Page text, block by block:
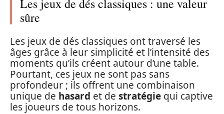
Les jeux de dés classiques : une valeur
sûre
Les jeux de dés classiques ont traversé les
âges grâce à leur simplicité et l’intensité des
moments qu’ils créent autour d’une table.
Pourtant, ces jeux ne sont pas sans
profondeur ; ils offrent une combinaison
unique de hasard et de stratégie qui captive
les joueurs de tous horizons.